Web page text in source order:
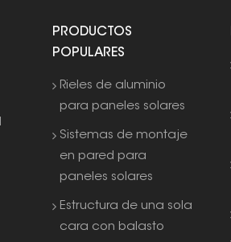
PRODUCTOS
POPULARES
Rieles de aluminio
para paneles solares
Sistemas de montaje
en pared para
paneles solares
Estructura de una sola
cara con balasto